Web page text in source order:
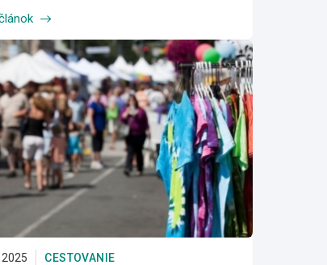
2025 CESTOVANIE